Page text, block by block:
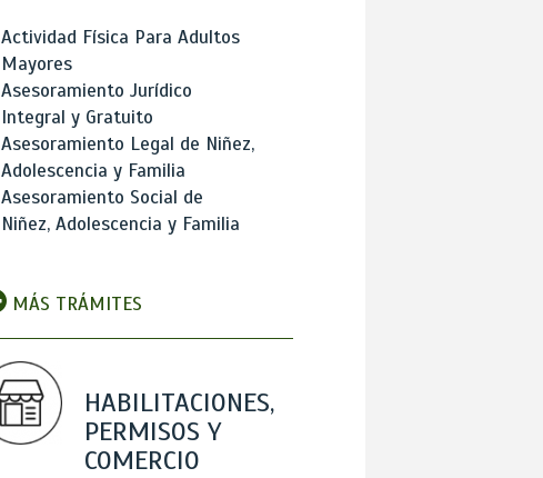
Actividad Física Para Adultos
Mayores
Asesoramiento Jurídico
Integral y Gratuito
Asesoramiento Legal de Niñez,
Adolescencia y Familia
Asesoramiento Social de
Niñez, Adolescencia y Familia
MÁS TRÁMITES
HABILITACIONES,
PERMISOS Y
COMERCIO